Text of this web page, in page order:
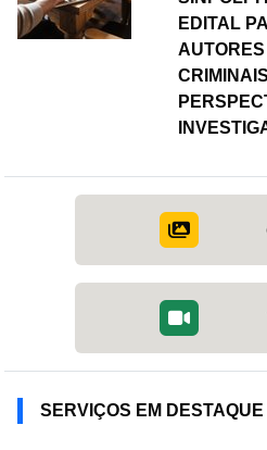
EDITAL
SERVIÇOS EM DESTAQUE